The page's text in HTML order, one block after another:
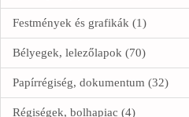
Festmények és grafikák (1)
Bélyegek, lelezőlapok (70)
Papírrégiség, dokumentum (32)
Régiségek, bolhapiac (4)